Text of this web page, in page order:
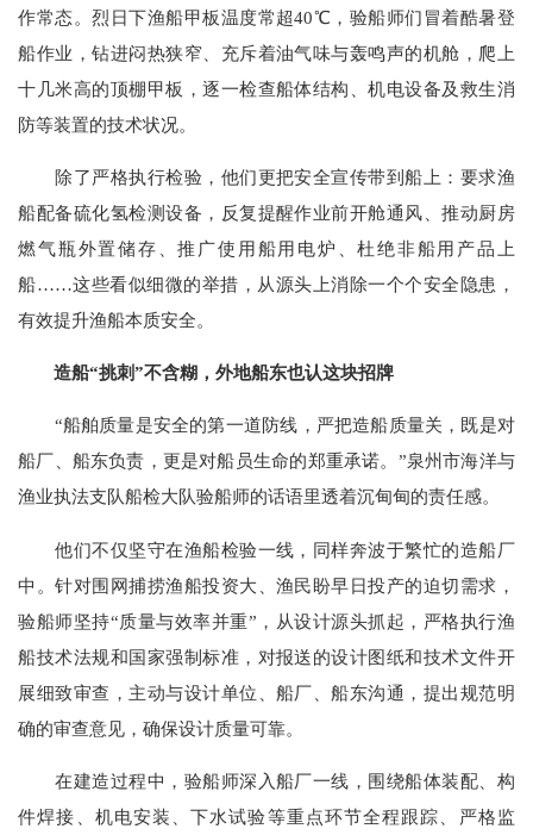
作常态。烈日下渔船甲板温度常超40℃，验船师们冒着酷暑登
船作业，钻进闷热狭窄、充斥着油气味与轰鸣声的机舱，爬上
十几米高的顶棚甲板，逐一检查船体结构、机电设备及救生消
防等装置的技术状况。
除了严格执行检验，他们更把安全宣传带到船上：要求渔
船配备硫化氢检测设备，反复提醒作业前开舱通风、推动厨房
燃气瓶外置储存、推广使用船用电炉、杜绝非船用产品上
船……这些看似细微的举措，从源头上消除一个个安全隐患，
有效提升渔船本质安全。
造船“挑刺”不含糊，外地船东也认这块招牌
“船舶质量是安全的第一道防线，严把造船质量关，既是对
船厂、船东负责，更是对船员生命的郑重承诺。”泉州市海洋与
渔业执法支队船检大队验船师的话语里透着沉甸甸的责任感。
他们不仅坚守在渔船检验一线，同样奔波于繁忙的造船厂
中。针对围网捕捞渔船投资大、渔民盼早日投产的迫切需求，
验船师坚持“质量与效率并重”，从设计源头抓起，严格执行渔
船技术法规和国家强制标准，对报送的设计图纸和技术文件开
展细致审查，主动与设计单位、船厂、船东沟通，提出规范明
确的审查意见，确保设计质量可靠。
在建造过程中，验船师深入船厂一线，围绕船体装配、构
件焊接、机电安装、下水试验等重点环节全程跟踪、严格监